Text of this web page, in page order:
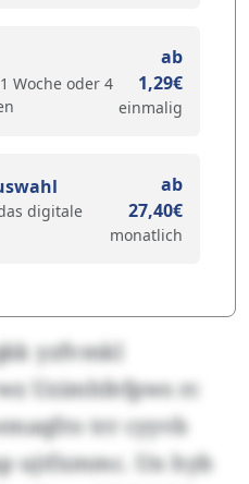
Woche oder 4
ab
1,29€
einmalig
digitale
ab
27,40€
monatlich
yzfvmkl
Uzimhfefpws rc
trr cyyvb
ujtfxmmc. Un hyb